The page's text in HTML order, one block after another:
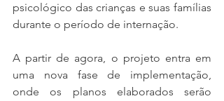
psicológico das crianças e suas famílias
durante o período de internação.
A partir de agora, o projeto entra em
uma nova fase de implementação,
onde os planos elaborados serão